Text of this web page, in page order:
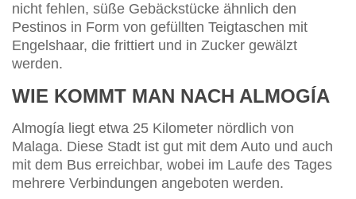
nicht fehlen, süße Gebäckstücke ähnlich den
Pestinos in Form von gefüllten Teigtaschen mit
Engelshaar, die frittiert und in Zucker gewälzt
werden.
WIE KOMMT MAN NACH ALMOGÍA
Almogía liegt etwa 25 Kilometer nördlich von
Malaga. Diese Stadt ist gut mit dem Auto und auch
mit dem Bus erreichbar, wobei im Laufe des Tages
mehrere Verbindungen angeboten werden.